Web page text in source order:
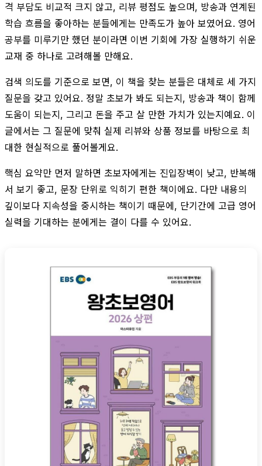
격 부담도 비교적 크지 않고, 리뷰 평점도 높으며, 방송과 연계된
학습 흐름을 좋아하는 분들에게는 만족도가 높아 보였어요. 영어
공부를 미루기만 했던 분이라면 이번 기회에 가장 실행하기 쉬운
교재 중 하나로 고려해볼 만해요.
검색 의도를 기준으로 보면, 이 책을 찾는 분들은 대체로 세 가지
질문을 갖고 있어요. 정말 초보가 봐도 되는지, 방송과 책이 함께
도움이 되는지, 그리고 돈을 주고 살 만한 가치가 있는지예요. 이
글에서는 그 질문에 맞춰 실제 리뷰와 상품 정보를 바탕으로 최
대한 현실적으로 풀어볼게요.
핵심 요약만 먼저 말하면 초보자에게는 진입장벽이 낮고, 반복해
서 보기 좋고, 문장 단위로 익히기 편한 책이에요. 다만 내용의
깊이보다 지속성을 중시하는 책이기 때문에, 단기간에 고급 영어
실력을 기대하는 분에게는 결이 다를 수 있어요.